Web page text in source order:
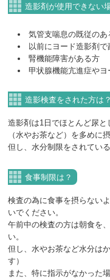
造影剤が使用できない
気管支喘息の既従のあ
以前にヨード造影剤
腎機能障害がある方
甲状腺機能亢進症や
造影検査をされた方は？
造影剤は1日でほとんど尿
（水やお茶など）を多めに
但し、水分制限をされてい
食事制限は？
検査の為に食事を摂らない
いでください。
午前中の検査の方は朝食を
い。
但し、水やお茶など水分は
す）
また、特に指示がなかった